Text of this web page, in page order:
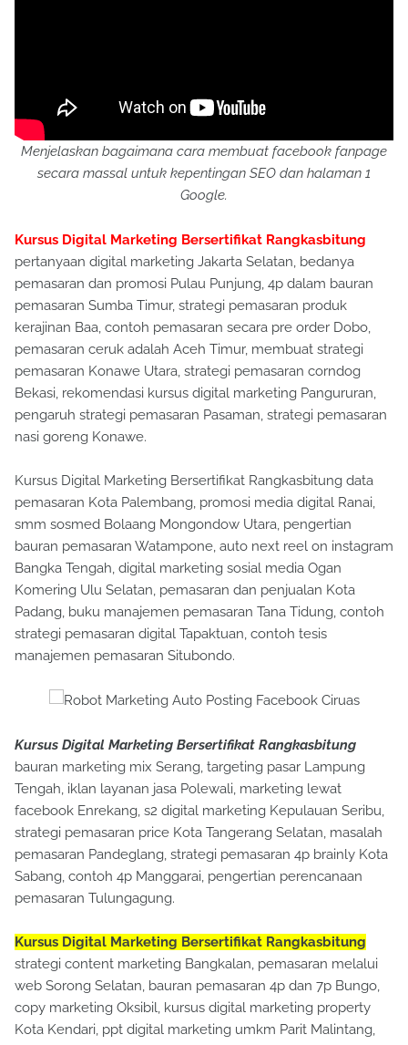
Menjelaskan bagaimana cara membuat facebook fanpage
secara massal untuk kepentingan SEO dan halaman 1
Google.
Kursus Digital Marketing Bersertifikat Rangkasbitung
pertanyaan digital marketing Jakarta Selatan, bedanya
pemasaran dan promosi Pulau Punjung, 4p dalam bauran
pemasaran Sumba Timur, strategi pemasaran produk
kerajinan Baa, contoh pemasaran secara pre order Dobo,
pemasaran ceruk adalah Aceh Timur, membuat strategi
pemasaran Konawe Utara, strategi pemasaran corndog
Bekasi, rekomendasi kursus digital marketing Pangururan,
pengaruh strategi pemasaran Pasaman, strategi pemasaran
nasi goreng Konawe.
Kursus Digital Marketing Bersertifikat Rangkasbitung data
pemasaran Kota Palembang, promosi media digital Ranai,
smm sosmed Bolaang Mongondow Utara, pengertian
bauran pemasaran Watampone, auto next reel on instagram
Bangka Tengah, digital marketing sosial media Ogan
Komering Ulu Selatan, pemasaran dan penjualan Kota
Padang, buku manajemen pemasaran Tana Tidung, contoh
strategi pemasaran digital Tapaktuan, contoh tesis
manajemen pemasaran Situbondo.
Kursus Digital Marketing Bersertifikat Rangkasbitung
bauran marketing mix Serang, targeting pasar Lampung
Tengah, iklan layanan jasa Polewali, marketing lewat
facebook Enrekang, s2 digital marketing Kepulauan Seribu,
strategi pemasaran price Kota Tangerang Selatan, masalah
pemasaran Pandeglang, strategi pemasaran 4p brainly Kota
Sabang, contoh 4p Manggarai, pengertian perencanaan
pemasaran Tulungagung.
Kursus Digital Marketing Bersertifikat Rangkasbitung
strategi content marketing Bangkalan, pemasaran melalui
web Sorong Selatan, bauran pemasaran 4p dan 7p Bungo,
copy marketing Oksibil, kursus digital marketing property
Kota Kendari, ppt digital marketing umkm Parit Malintang,